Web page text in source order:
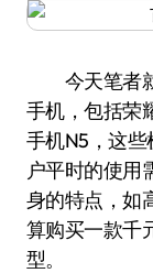
今天笔者就
手机，包括荣
手机N5，这
户平时的使用
身的特点，如
算购买一款千
型。